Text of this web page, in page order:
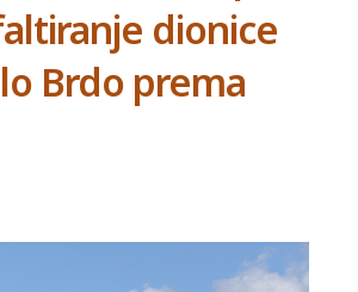
dionice
Brdo prema